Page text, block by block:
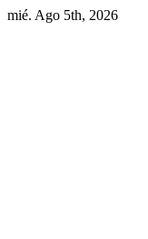
Skip
mié. Ago 5th, 2026